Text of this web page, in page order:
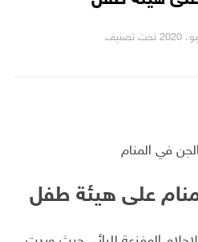
تحت تصنيف
على هيئة طفل